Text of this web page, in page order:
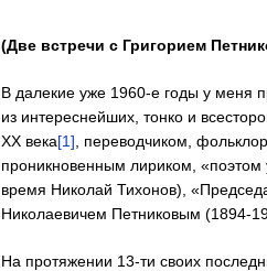
(Две встречи с Григорием
В далекие уже 1960-е годы у меня
из интереснейших, тонко и
XX века[1] , переводчиком,
проникновенным лириком, «поэтом
время Николай Тихонов),
Николаевичем Петниковым (1894-
На протяжении 13-ти своих